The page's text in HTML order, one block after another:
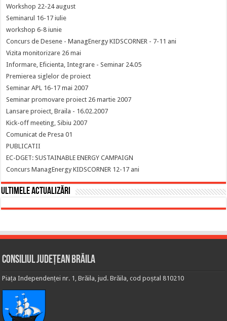
Workshop 22-24 august
Seminarul 16-17 iulie
workshop 6-8 iunie
Concurs de Desene - ManagEnergy KIDSCORNER - 7-11 ani
Vizita monitorizare 26 mai
Informare, Eficienta, Integrare - Seminar 24.05
Premierea siglelor de proiect
Seminar APL 16-17 mai 2007
Seminar promovare proiect 26 martie 2007
Lansare proiect, Braila - 16.02.2007
Kick-off meeting, Sibiu 2007
Comunicat de Presa 01
PUBLICATII
EC-DGET: SUSTAINABLE ENERGY CAMPAIGN
Concurs ManagEnergy KIDSCORNER 12-17 ani
Ultimele actualizări
Consiliul Județean Brăila
Piața Independenței nr. 1, Brăila, jud. Brăila, cod poștal 810210